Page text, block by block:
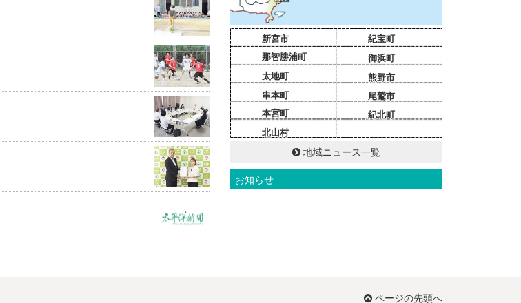
新宮市
那智勝浦町
太地町
串本町
本宮町
北山村
紀宝町
御浜町
熊野市
尾鷲市
紀北町
地域ニュース一覧
お知らせ
ページの先頭へ